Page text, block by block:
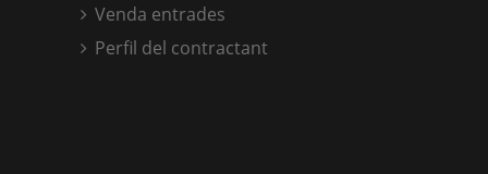
Venda entrades
Perfil del contractant